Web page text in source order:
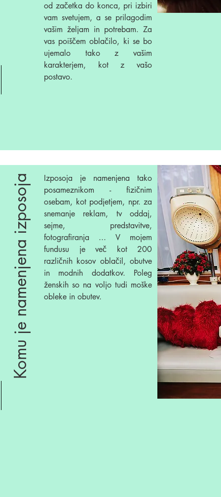
od začetka do konca, pri izbiri
vam svetujem, a se prilagodim
vašim željam in potrebam. Za
vas poiščem oblačilo, ki se bo
ujemalo tako z vašim
karakterjem, kot z vašo
postavo.
Komu je namenjena izposoja
Izposoja je namenjena tako
posameznikom - fizičnim
osebam, kot podjetjem, npr. za
snemanje reklam, tv oddaj,
sejme, predstavitve,
fotografiranja ... V mojem
fundusu je več kot 200
različnih kosov oblačil, obutve
in modnih dodatkov. Poleg
ženskih so na voljo tudi moške
obleke in obutev.